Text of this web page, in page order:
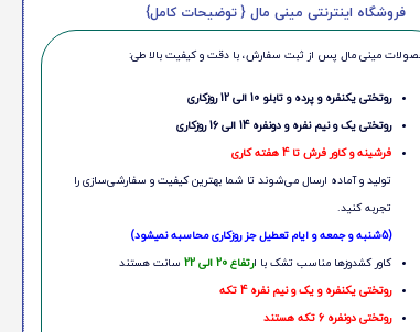
فروشگاه اینترنتی مینی مال { توضیحات کامل}
مینی‌ مال پس از ثبت سفارش، با دقت و کیفیت بالا طی:
روتختی یکنفره و پرده و تابلو 10 الی 12 روزکاری
روتختی یک و نیم نفره و دونفره 14 الی 16 روزکاری
فرشینه و کاور فرش تا 4 هفته کاری
تولید و آماده ارسال می‌شوند تا شما بهترین کیفیت و سفارشی‌سازی را
تجربه کنید.
(5شنبه و جمعه و ایام تعطیل جز روزکاری محاسبه نمیشود)
کاور کشدوزها مناسب تشک با ارتفاع 20 الی 22
سانت هستند
روتختی یکنفره و یک و نیم نفره 4 تکه
روتختی دونفره 6 تکه هستند